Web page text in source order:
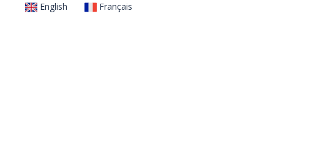
English Français